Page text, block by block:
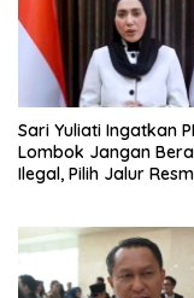
Sari Yuliati Ingatkan
Lombok Jangan
Ilegal, Pilih Jalur